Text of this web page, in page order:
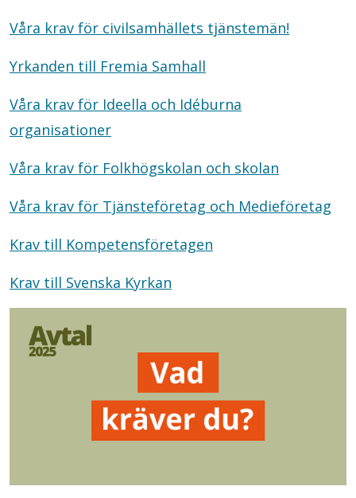
Våra krav för civilsamhällets tjänstemän!
Yrkanden till Fremia Samhall
Våra krav för Ideella och Idéburna
organisationer
Våra krav för Folkhögskolan och skolan
Våra krav för Tjänsteföretag och Medieföretag
Krav till Kompetensföretagen
Krav till Svenska Kyrkan